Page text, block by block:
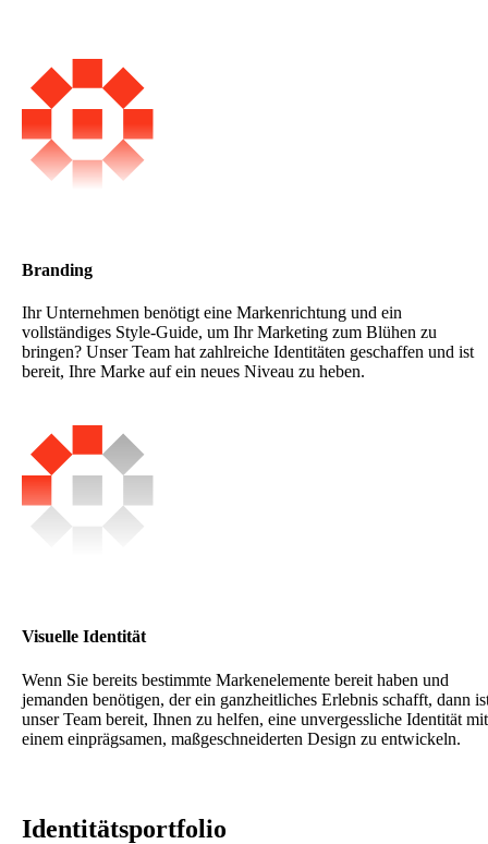
Branding
Ihr Unternehmen benötigt eine Markenrichtung und ein
vollständiges Style-Guide, um Ihr Marketing zum Blühen zu
bringen? Unser Team hat zahlreiche Identitäten geschaffen und ist
bereit, Ihre Marke auf ein neues Niveau zu heben.
Visuelle Identität
Wenn Sie bereits bestimmte Markenelemente bereit haben und
jemanden benötigen, der ein ganzheitliches Erlebnis schafft, dann
unser Team bereit, Ihnen zu helfen, eine unvergessliche Identität mit
einem einprägsamen, maßgeschneiderten Design zu entwickeln.
Identitätsportfolio